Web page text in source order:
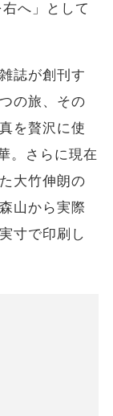
へ」として
誌が創刊す
の旅、その
を贅沢に使
。さらに現在
大竹伸朗の
山から実際
寸で印刷し